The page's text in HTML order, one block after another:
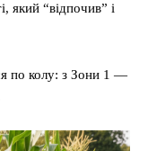
який “відпочив” і
по колу: з Зони 1 —